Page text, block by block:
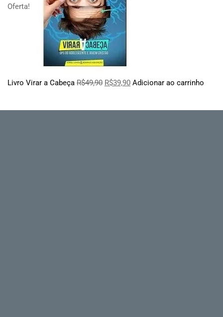
Oferta!
Livro Virar a Cabeça R$49,90 R$39,90 Adicionar ao carrinho